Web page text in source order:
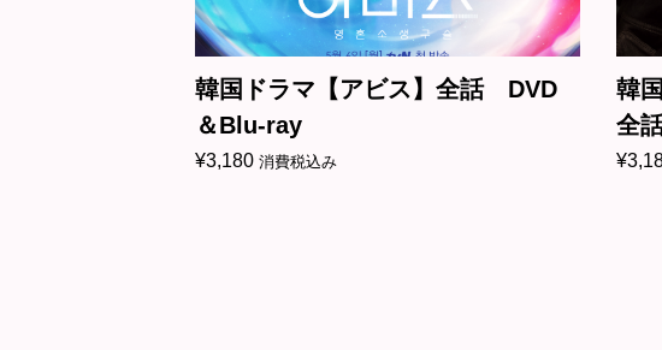
韓国ドラマ【愛の迷宮-トンネル-】
全話 DVD＆Blu-ray
¥3,180 消費税込み